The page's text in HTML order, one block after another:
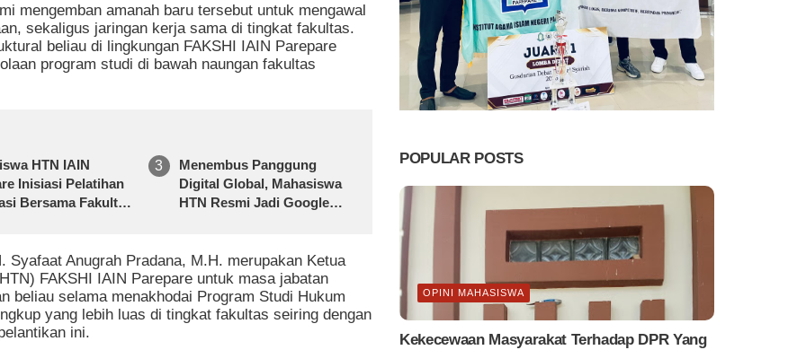
mengemban amanah baru tersebut untuk mengawal
sekaligus jaringan kerja sama di tingkat fakultas.
beliau di lingkungan FAKSHI IAIN Parepare
program studi di bawah naungan fakultas
HTN IAIN
Inisiasi Pelatihan
Bersama Fakultas
Menembus Panggung
Digital Global, Mahasiswa
HTN Resmi Jadi Google
Anugrah Pradana, M.H. merupakan Ketua
FAKSHI IAIN Parepare untuk masa jabatan
beliau selama menakhodai Program Studi Hukum
yang lebih luas di tingkat fakultas seiring dengan
ini.
POPULAR POSTS
OPINI MAHASISWA
Kekecewaan Masyarakat Terhadap DPR Yang